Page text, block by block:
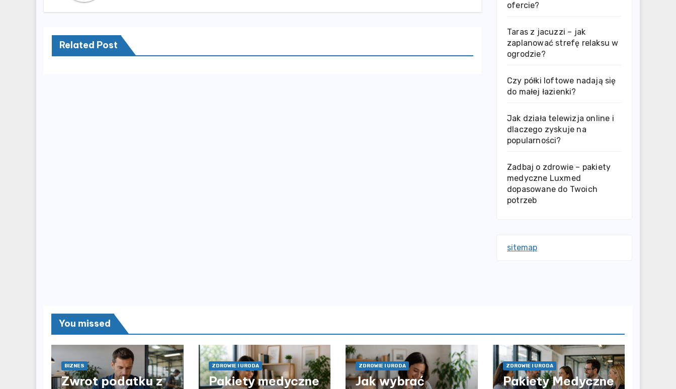
Related Post
ofercie?
Taras z jacuzzi – jak
zaplanować strefę relaksu w
ogrodzie?
Czy półki loftowe nadają się
do małej łazienki?
Jak działa telewizja online i
dlaczego zyskuje na
popularności?
Zadbaj o zdrowie – pakiety
medyczne Luxmed
dopasowane do Twoich
potrzeb
sitemap
You missed
BIZNES
Zwrot podatku z
ZDROWIE I URODA
Pakiety medyczne
ZDROWIE I URODA
Jak wybrać
ZDROWIE I URODA
Pakiety Medyczne